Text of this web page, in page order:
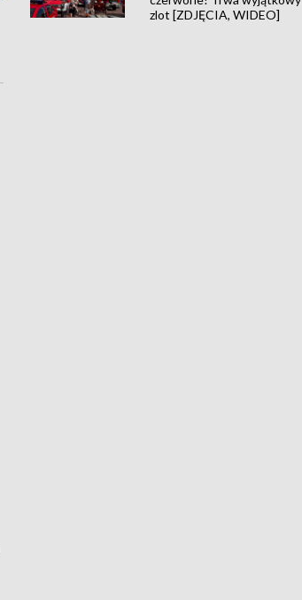
zlot [ZDJĘCIA, WIDEO]